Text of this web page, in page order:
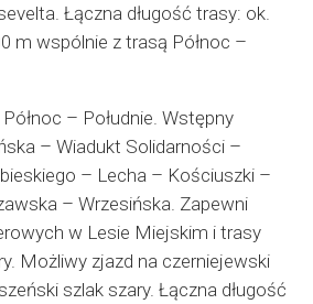
Łączna długość trasy: ok.
m wspólnie z trasą Północ –
– Południe. Wstępny
– Wiadukt Solidarności –
– Lecha – Kościuszki –
– Wrzesińska. Zapewni
w Lesie Miejskim i trasy
Możliwy zjazd na czerniejewski
szlak szary. Łączna długość